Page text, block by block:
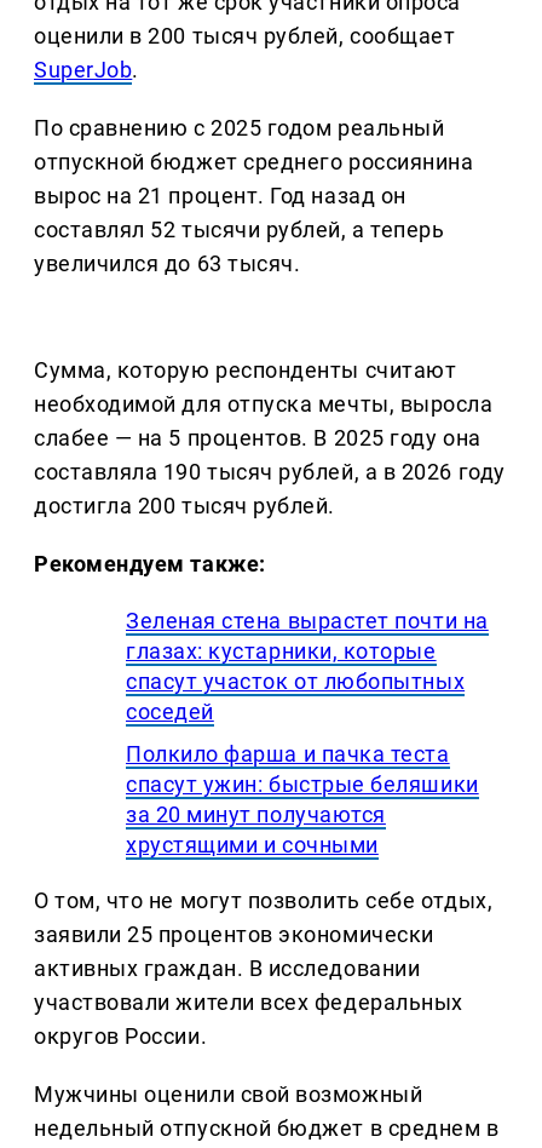
оценили в 200 тысяч рублей, сообщает
SuperJob.
По сравнению с 2025 годом реальный
отпускной бюджет среднего россиянина
вырос на 21 процент. Год назад он
составлял 52 тысячи рублей, а теперь
увеличился до 63 тысяч.
Сумма, которую респонденты считают
необходимой для отпуска мечты, выросла
слабее — на 5 процентов. В 2025 году она
составляла 190 тысяч рублей, а в 2026 году
достигла 200 тысяч рублей.
Рекомендуем также:
Зеленая стена вырастет почти на
глазах: кустарники, которые
спасут участок от любопытных
соседей
Полкило фарша и пачка теста
спасут ужин: быстрые беляшики
за 20 минут получаются
хрустящими и сочными
О том, что не могут позволить себе отдых,
заявили 25 процентов экономически
активных граждан. В исследовании
участвовали жители всех федеральных
округов России.
Мужчины оценили свой возможный
недельный отпускной бюджет в среднем в